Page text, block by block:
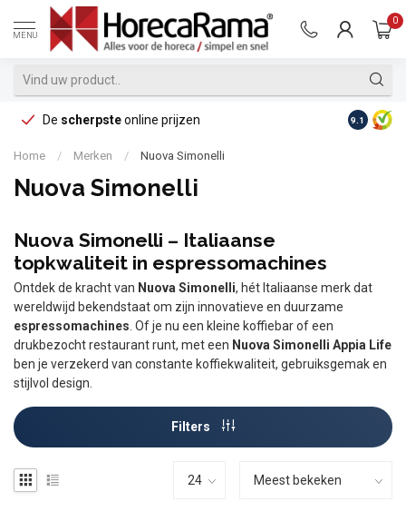
MENU
0
De scherpsteonline prijzen Op
9.1
Home / Merken / Nuova Simonelli
Nuova Simonelli
Nuova Simonelli – Italiaanse
topkwaliteit in espressomachines
Ontdek de kracht van Nuova Simonelli, hét Italiaanse merk dat
wereldwijd bekendstaat om zijn innovatieve en duurzame
espressomachines . Of je nu een kleine koffiebar of een
drukbezocht restaurant runt, met een Nuova Simonelli Appia Life
ben je verzekerd van constante koffiekwaliteit, gebruiksgemak en
stijlvol design.
Filters